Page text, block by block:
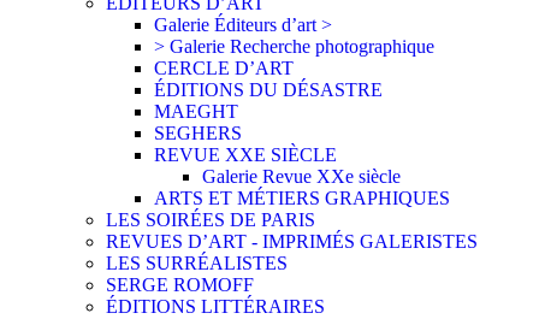
Galerie Éditeurs d’art >
> Galerie Recherche photographique
CERCLE D’ART
ÉDITIONS DU DÉSASTRE
MAEGHT
SEGHERS
REVUE XXE SIÈCLE
Galerie Revue XXe siècle
ARTS ET MÉTIERS GRAPHIQUES
LES SOIRÉES DE PARIS
REVUES D’ART - IMPRIMÉS GALERISTES
LES SURRÉALISTES
SERGE ROMOFF
ÉDITIONS LITTÉRAIRES